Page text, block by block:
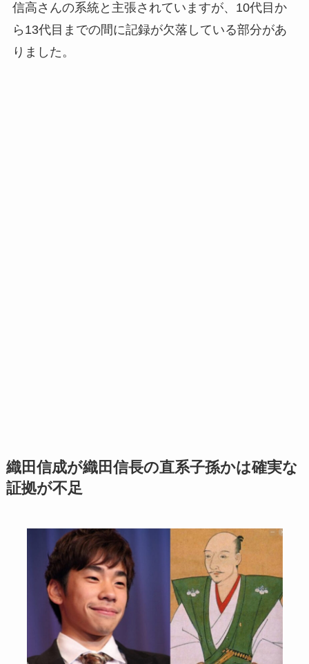
信高さんの系統と主張されていますが、10代目か
ら13代目までの間に記録が欠落している部分があ
りました。
織田信成が織田信長の直系子孫かは確実な
証拠が不足